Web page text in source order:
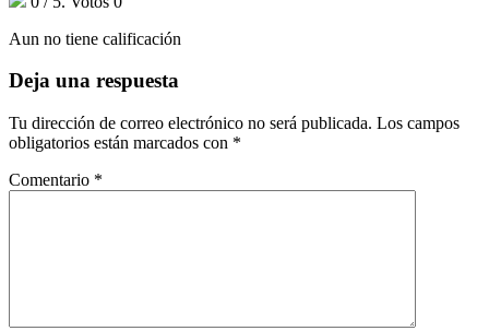
Aun no tiene calificación
Deja una respuesta
Tu dirección de correo electrónico no será publicada. Los campos
obligatorios están marcados con *
Comentario *